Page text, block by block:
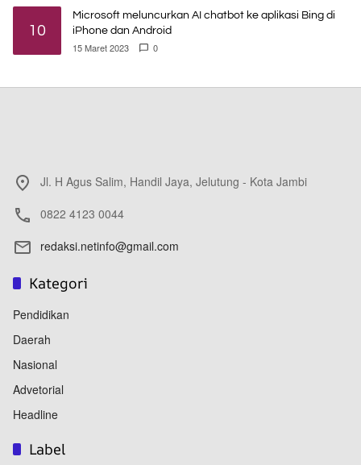
10
Microsoft meluncurkan AI chatbot ke aplikasi Bing di
iPhone dan Android
15 Maret 2023 0
Jl. H Agus Salim, Handil Jaya, Jelutung - Kota Jambi
0822 4123 0044
redaksi.netinfo@gmail.com
Kategori
Pendidikan
Daerah
Nasional
Advetorial
Headline
Label